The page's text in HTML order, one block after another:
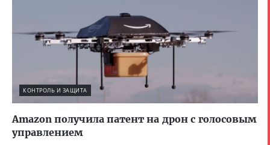
КОНТРОЛЬ И ЗАЩИТА
Amazon получила патент на дрон с голосовым
управлением